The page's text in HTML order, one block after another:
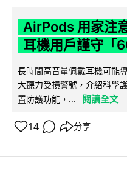
AirPods 用家注
耳機用戶謹守「
長時間高音量佩戴耳機可能
大聽力受損警號，介紹科學
置防護功能，...
閱讀全文
14 分享